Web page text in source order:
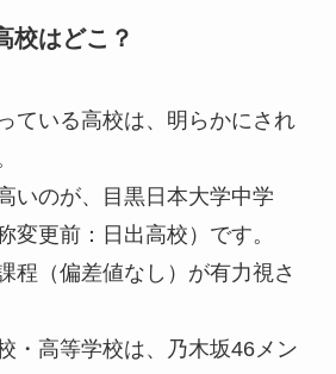
校はどこ？
ている高校は、明らかにされ
いのが、目黒日本大学中学
変更前：日出高校）です。
程（偏差値なし）が有力視さ
・高等学校は、乃木坂46メン